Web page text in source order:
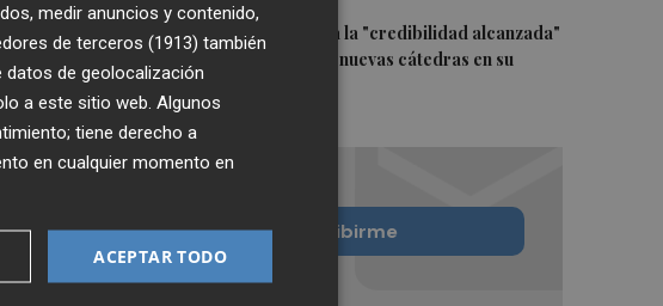
5 El CACV destaca la "credibilidad alcanzada"
y la creación de nuevas cátedras en su
Quiero suscribirme
medir anuncios y contenido,
de terceros (1913) también
de geolocalización
a este sitio web. Algunos
tiene derecho a
en cualquier momento en
ACEPTAR TODO